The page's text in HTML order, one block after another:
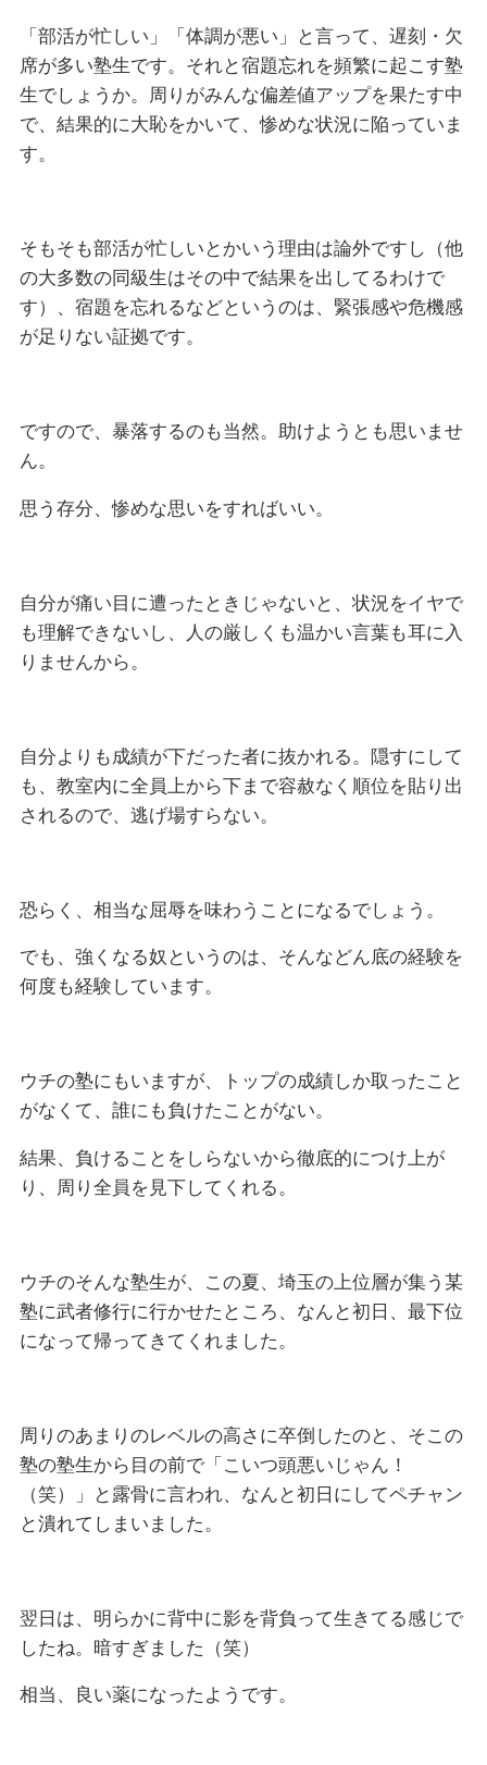
「部活が忙しい」「体調が悪い」と言って、遅刻・欠
席が多い塾生です。それと宿題忘れを頻繁に起こす塾
生でしょうか。周りがみんな偏差値アップを果たす中
で、結果的に大恥をかいて、惨めな状況に陥っていま
す。
そもそも部活が忙しいとかいう理由は論外ですし（他
の大多数の同級生はその中で結果を出してるわけで
す）、宿題を忘れるなどというのは、緊張感や危機感
が足りない証拠です。
ですので、暴落するのも当然。助けようとも思いませ
ん。
思う存分、惨めな思いをすればいい。
自分が痛い目に遭ったときじゃないと、状況をイヤで
も理解できないし、人の厳しくも温かい言葉も耳に入
りませんから。
自分よりも成績が下だった者に抜かれる。隠すにして
も、教室内に全員上から下まで容赦なく順位を貼り出
されるので、逃げ場すらない。
恐らく、相当な屈辱を味わうことになるでしょう。
でも、強くなる奴というのは、そんなどん底の経験を
何度も経験しています。
ウチの塾にもいますが、トップの成績しか取ったこと
がなくて、誰にも負けたことがない。
結果、負けることをしらないから徹底的につけ上が
り、周り全員を見下してくれる。
ウチのそんな塾生が、この夏、埼玉の上位層が集う某
塾に武者修行に行かせたところ、なんと初日、最下位
になって帰ってきてくれました。
周りのあまりのレベルの高さに卒倒したのと、そこの
塾の塾生から目の前で「こいつ頭悪いじゃん！
（笑）」と露骨に言われ、なんと初日にしてペチャン
と潰れてしまいました。
翌日は、明らかに背中に影を背負って生きてる感じで
したね。暗すぎました（笑）
相当、良い薬になったようです。